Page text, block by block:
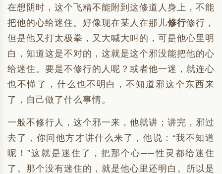
在想阴时，这个飞精不能附到这修道人身上，不能
把他的心给迷住。好像现在某人在那儿修行修行，
但是他又打太极拳，又大喊大叫的，可是他心里明
白，知道这是不对的，这就是这个邪没能把他的心
给迷住。要是不修行的人呢？或者他一迷，就连心
也不懂了，什么也不明白，不知道邪这个东西来
了，自己做了什么事情。
一般不修行人，这个邪一来，他就讲；讲完，邪过
去了，你问他方才讲什么来了，他说：“我不知道
呢！”这就是迷住了，把那个心──性灵都给迷住
了。那个没有迷住的，就是他心里还明白。所以是